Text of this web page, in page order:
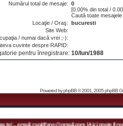
Numărul total de mesaje: 0
[0.00% din total /
Caută toate
Locaţie / Oraş: bucuresti
Site Web:
/ numai dacă vrei ;-):
cuvinte despre RAPID:
pentru înregistrare: 10/Iun/1988
Powered byphpBB© 2001, 2005 phpBB
email: rapidfans@gmail.com | Aici poate fi